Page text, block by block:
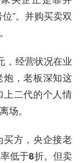
”。并购买卖双
，经营状况在业
炮，老板深知这
上二代的个人情
场。
方，央企接老
低于8折。但卖